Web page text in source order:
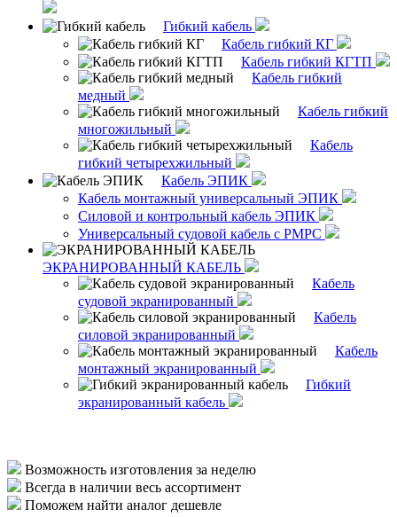
Гибкий кабель
Кабель гибкий КГ
Кабель гибкий КГТП
Кабель гибкий
медный
Кабель гибкий
многожильный
Кабель
гибкий четырехжильный
Кабель ЭПИК
Кабель монтажный универсальный ЭПИК
Силовой и контрольный кабель ЭПИК
Универсальный судовой кабель с РМРС
ЭКРАНИРОВАННЫЙ КАБЕЛЬ
Кабель
судовой экранированный
Кабель
силовой экранированный
Кабель
монтажный экранированный
Гибкий
экранированный кабель
Возможность изготовления за неделю
Всегда в наличии весь ассортимент
Поможем найти аналог дешевле